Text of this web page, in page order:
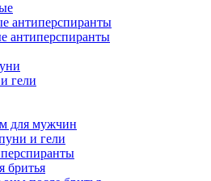
антиперспиранты
антиперспиранты
гели
для мужчин
и гели
бритья